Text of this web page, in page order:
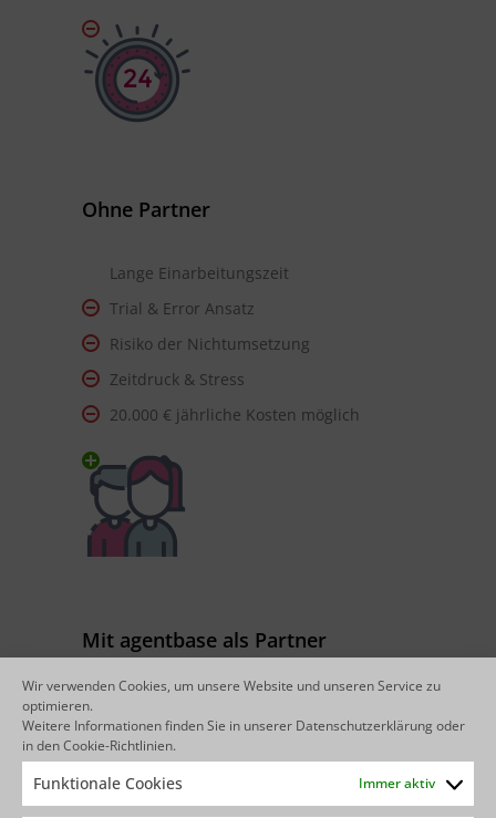
Wir verwenden Cookies, um unsere Website und unseren Service zu
optimieren.
Weitere Informationen finden Sie in unserer Datenschutzerklärungoder
in denCookie-Richtlinien.
Funktionale Cookies Immer aktiv
Ohne Partner
Lange Einarbeitungszeit
Trial & Error Ansatz
Risiko der Nichtumsetzung
Zeitdruck & Stress
20.000 € jährliche Kosten möglich
Mit agentbase als Partner
Erfahrung
Best Practices von Anfang an